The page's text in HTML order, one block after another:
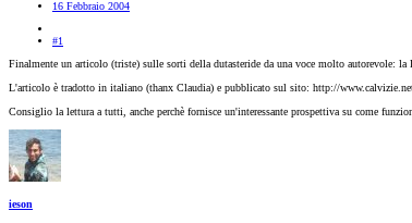
16 Febbraio 2004
#1
Finalmente un articolo (triste) sulle sorti della dutasteride da una voce molto autorevole: la
L'articolo è tradotto in italiano (thanx Claudia) e pubblicato sul sito: http://
Consiglio la lettura a tutti, anche perchè fornisce un'interessante prospettiva su come
ieson